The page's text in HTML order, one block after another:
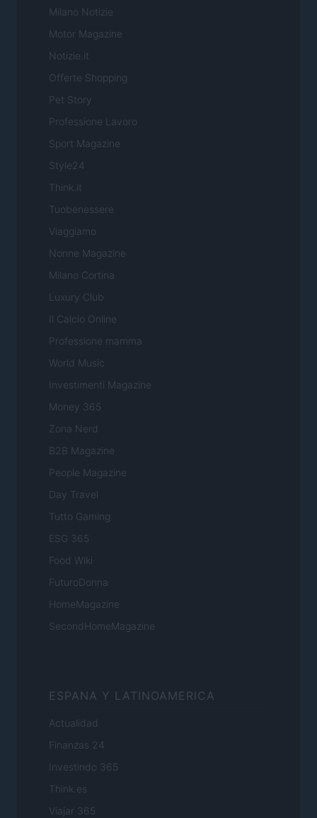
Milano Notizie
Motor Magazine
Notizie.it
Offerte Shopping
Pet Story
Professione Lavoro
Sport Magazine
Style24
Think.it
Tuobenessere
Viaggiamo
Nonne Magazine
Milano Cortina
Luxury Club
Il Calcio Online
Professione mamma
World Music
Investimenti Magazine
Money 365
Zona Nerd
B2B Magazine
People Magazine
Day Travel
Tutto Gaming
ESG 365
Food Wiki
FuturoDonna
HomeMagazine
SecondHomeMagazine
ESPANA Y LATINOAMERICA
Actualidad
Finanzas 24
Investindo 365
Think.es
Viajar 365